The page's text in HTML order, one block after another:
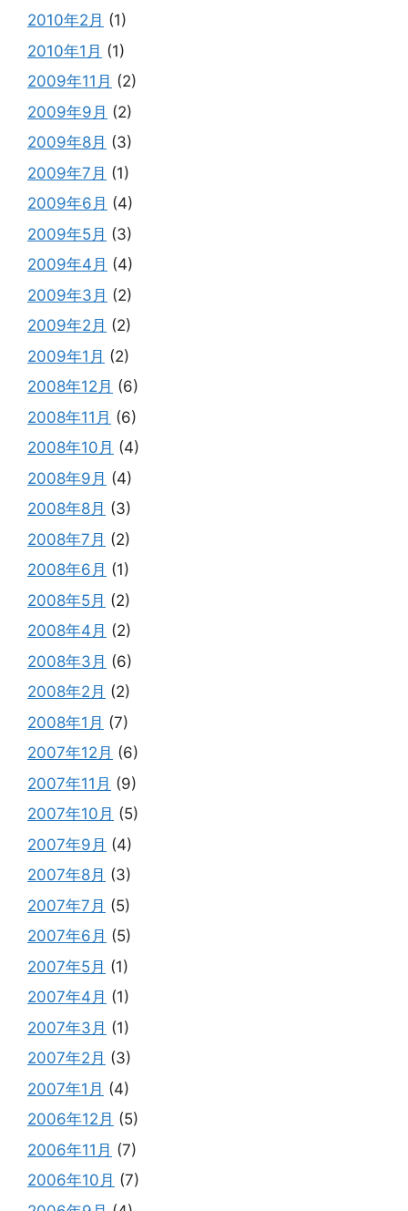
2010年2月 (1)
2010年1月 (1)
2009年11月 (2)
2009年9月 (2)
2009年8月 (3)
2009年7月 (1)
2009年6月 (4)
2009年5月 (3)
2009年4月 (4)
2009年3月 (2)
2009年2月 (2)
2009年1月 (2)
2008年12月 (6)
2008年11月 (6)
2008年10月 (4)
2008年9月 (4)
2008年8月 (3)
2008年7月 (2)
2008年6月 (1)
2008年5月 (2)
2008年4月 (2)
2008年3月 (6)
2008年2月 (2)
2008年1月 (7)
2007年12月 (6)
2007年11月 (9)
2007年10月 (5)
2007年9月 (4)
2007年8月 (3)
2007年7月 (5)
2007年6月 (5)
2007年5月 (1)
2007年4月 (1)
2007年3月 (1)
2007年2月 (3)
2007年1月 (4)
2006年12月 (5)
2006年11月 (7)
2006年10月 (7)